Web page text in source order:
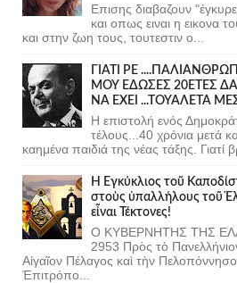
Επισης διαβαζουν
και οπως ειναι η εικονα
και στην ζωη τους, τουτεστιν ο...
ΓΙΑΤΙ ΡΕ
ΜΟΥ ΕΔΩΣΕΣ 20ΕΤΕΣ
ΝΑ ΕΧΕΙ ...ΤΟΥΑΛΕΤΑ
Η επιστολή ενός
τέλους...40 χρόνια μετά
καημένα παιδιά της νέας τάξης. Γιατί
Ἡ Ἐγκύκλιος τοῦ
στοὺς ὑπαλλήλους τοῦ
εἶναι Τέκτονες!
Ο ΚΥΒΕΡΝΗΤΗΣ ΤΗΣ
2953 Πρὸς τὸ
Αἰγαῖον Πέλαγος καὶ τὴν
Ἐπιτρόπο...